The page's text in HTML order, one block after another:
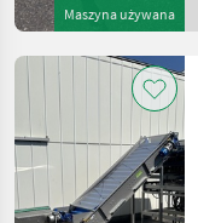
Maszyna używana